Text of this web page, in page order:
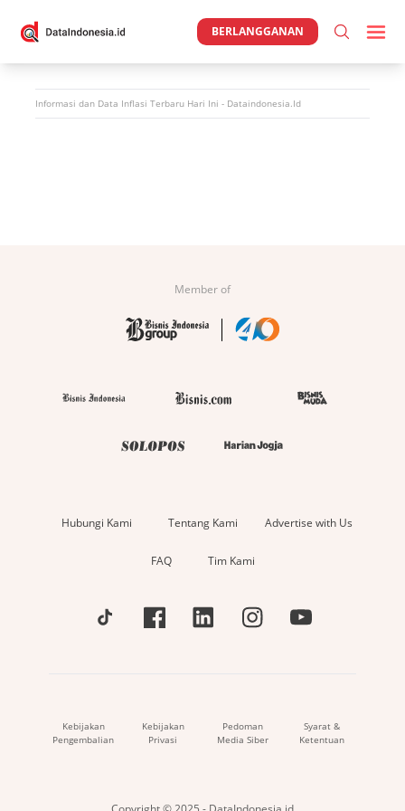
BERLANGGANAN
Informasi dan Data Inflasi Terbaru Hari Ini - Dataindonesia.id
Member of
Hubungi Kami Tentang Kami Advertise with Us
FAQ Tim Kami
Kebijakan
Pengembalian
Kebijakan
Privasi
Pedoman
Media Siber
Syarat &
Ketentuan